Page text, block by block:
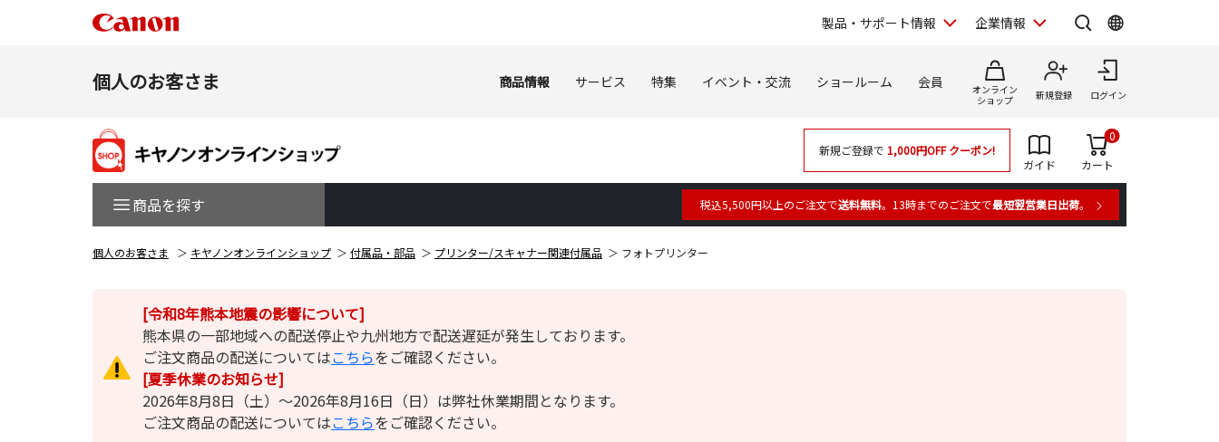
製品・サポート情報 企業情報
個人のお客さま 商品情報 サービス 特集 イベント・交流 ショールーム 会員
オンライン
ショップ
新規登録 ログイン
商品を探す
新規ご登録で 1,000円OFFクーポン!
ガイド
カート
0
税込5,500円以上のご注文で送料無料。13時までのご注文で最短翌営業日出荷。
個人のお客さま キヤノンオンラインショップ 付属品・部品 プリンター/スキャナー関連付属品 フォトプリンター
[令和8年熊本地震の影響について]
熊本県の一部地域への配送停止や九州地方で配送遅延が発生しております。
ご注文商品の配送についてはこちらをご確認ください。
[夏季休業のお知らせ]
2026年8月8日（土）～2026年8月16日（日）は弊社休業期間となります。
ご注文商品の配送についてはこちらをご確認ください。